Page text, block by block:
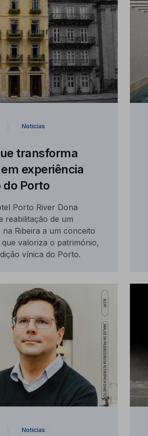
Notícias
transforma
experiência
do Porto
Porto River Dona
reabilitação de um
Ribeira a um conceito
que valoriza o património,
vínica do Porto.
Notícias